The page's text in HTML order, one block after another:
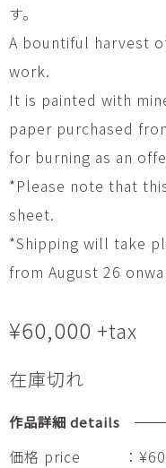
す。
A bountiful harvest
work.
It is painted with
paper purchased
for burning as an
*Please note that
sheet.
*Shipping will take
from August 26
¥60,000 +tax
在庫切れ
作品詳細 details
価格 price
：